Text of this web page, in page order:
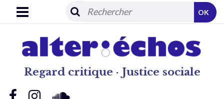
Regard critique · Justice sociale
OK